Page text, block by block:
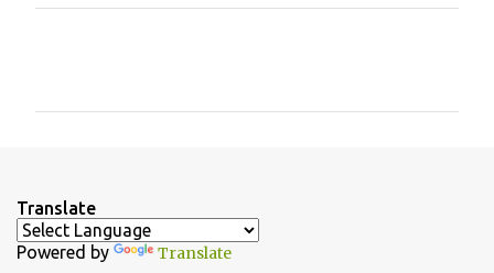
t
s
Translate
Powered by Translate